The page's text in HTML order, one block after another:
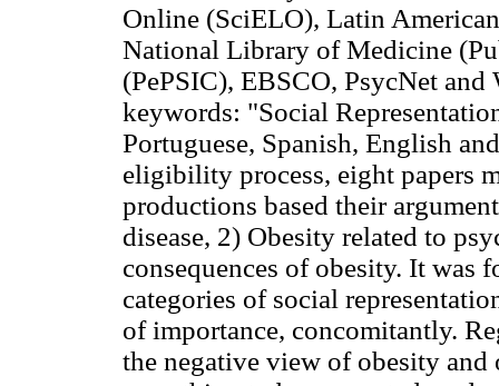
Online (SciELO), Latin
National Library of Medicine
(PePSIC), EBSCO, PsycNet
keywords: "Social
Portuguese, Spanish, English
eligibility process, eight papers
productions based their
disease, 2) Obesity related to
consequences of obesity. It was
categories of social
of importance, concomitantly.
the negative view of obesity and